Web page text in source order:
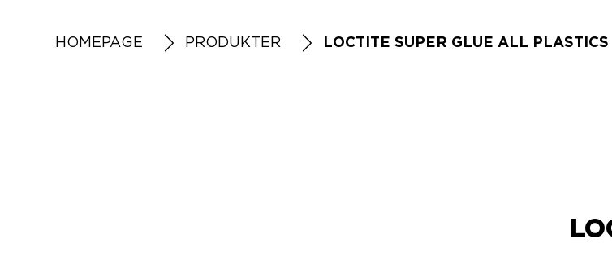
HOMEPAGE PRODUKTER LOCTITE SUPER GLUE ALL PLASTICS